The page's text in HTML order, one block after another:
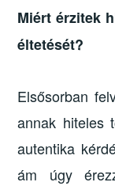
Miért érzitek
éltetését?
Elsősorban
annak hiteles
autentika
ám úgy